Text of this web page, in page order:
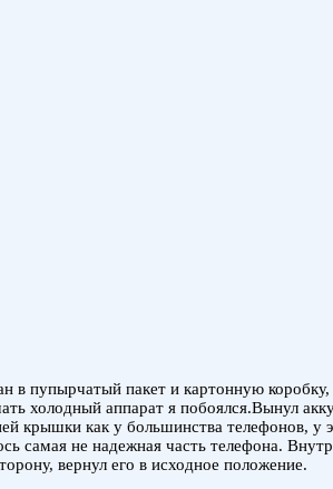
пакет и картонную коробку,
холодный аппарат я побоялся.Вынул
крышки как у большинства телефонов, у
самая не надежная часть телефона.
вернул его в исходное положение.